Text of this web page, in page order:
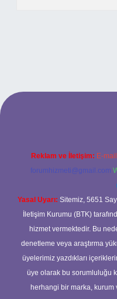
giriş
Reklam ve İletişim: E-
forumhizmeti@gmail.com
Yasal Uyarı: Sitemiz, 5651
İletişim Kurumu (BTK)
hizmet vermektedir. Bu
denetleme veya araştırma
üyelerimiz yazdıkları
üye olarak bu sorumluluğu
herhangi bir marka, kurum